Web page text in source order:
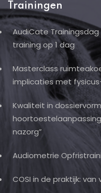
Trainingen
AudiCate
training op 1 dag
Masterclass
implicaties met
Kwaliteit in
nazorg”
Audiometrie
COSI in de praktijk: